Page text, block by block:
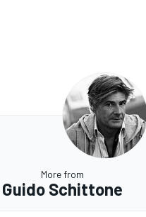
More from
Guido Schittone